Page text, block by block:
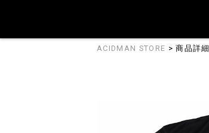
ACIDMAN STORE > 商品詳細